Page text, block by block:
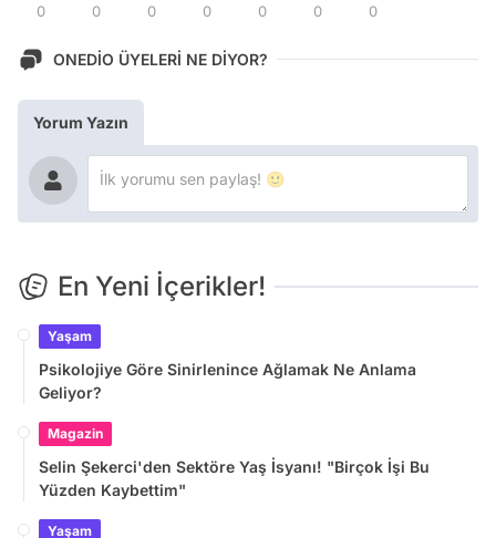
0 0 0 0 0 0 0
ONEDİO ÜYELERİ NE DİYOR?
Yorum Yazın
En Yeni İçerikler!
Yaşam
Psikolojiye Göre Sinirlenince Ağlamak Ne Anlama
Geliyor?
Magazin
Selin Şekerci'den Sektöre Yaş İsyanı! "Birçok İşi Bu
Yüzden Kaybettim"
Yaşam